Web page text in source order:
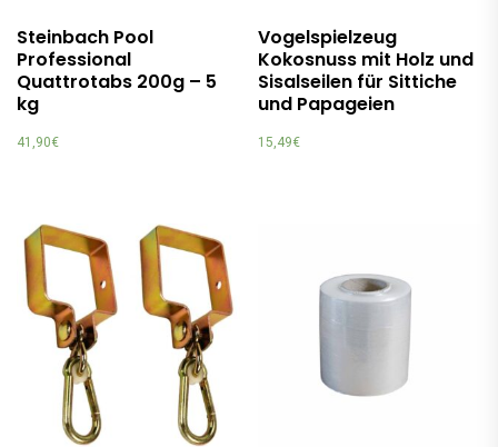
Steinbach Pool
Professional
Quattrotabs 200g – 5
kg
41,90€
Vogelspielzeug
Kokosnuss mit Holz und
Sisalseilen für Sittiche
und Papageien
15,49€